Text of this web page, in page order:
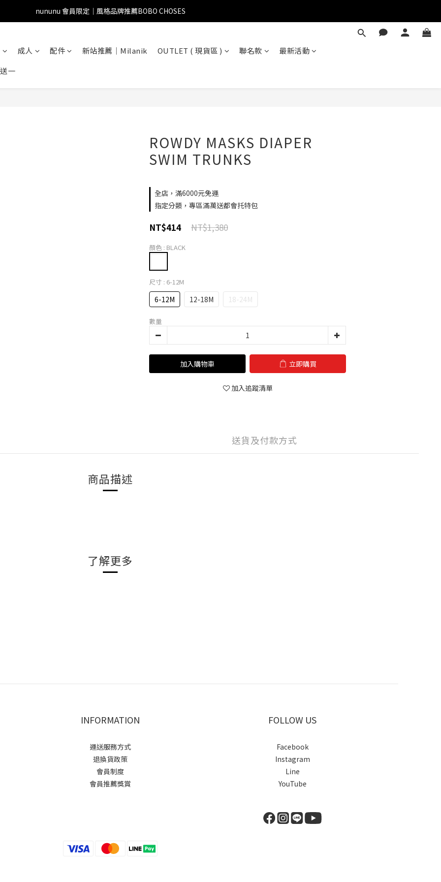
nununu 會員限定｜風格品牌推薦BOBO CHOSES
成人 配件 新站推薦｜Milanik OUTLET ( 現貨區 ) 聯名款
最新活動
一
ROWDY MASKS DIAPER
SWIM TRUNKS
全店，滿6000元免運
指定分類，專區滿萬送都會托特包
NT$1,380
NT$414
顏色 : BLACK
尺寸 : 6-12M
6-12M 12-18M 18-24M
數量
加入購物車 立即購買
加入追蹤清單
送貨及付款方式
商品描述
了解更多
INFORMATION
運送服務方式
退換貨政策
會員制度
會員推薦獎賞
FOLLOW US
Facebook
Instagram
Line
YouTube